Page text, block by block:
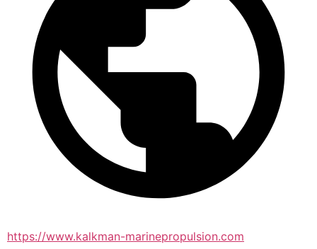
https://www.kalkman-marinepropulsion.com